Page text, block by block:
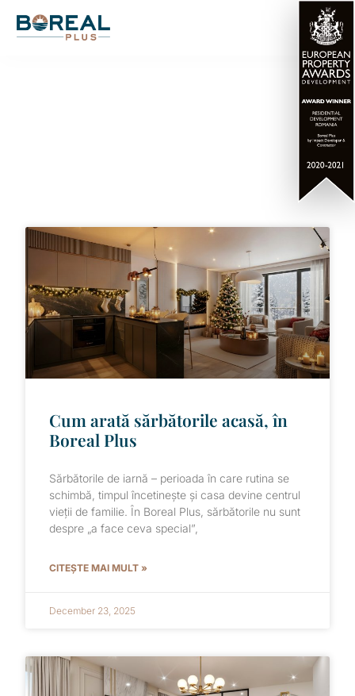
Articole blog LUXURIA
Cum arată sărbătorile acasă, în
Boreal Plus
Sărbătorile de iarnă – perioada în care rutina se
schimbă, timpul încetinește și casa devine centrul
vieții de familie. În Boreal Plus, sărbătorile nu sunt
despre „a face ceva special”,
CITEȘTE MAI MULT »
December 23, 2025